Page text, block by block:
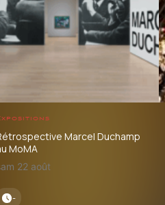
Marcel Duchamp
MoMA
22 août
-